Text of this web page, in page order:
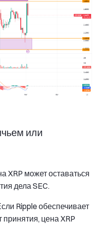
или
XRP может оставаться
дела SEC.
Ripple обеспечивает
принятия, цена XRP